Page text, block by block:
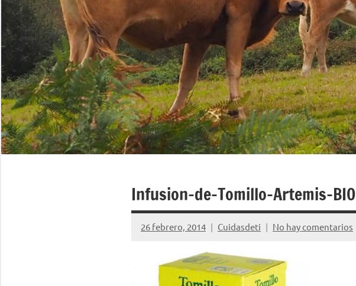
Infusion-de-Tomillo-Artemis-BIO
26 febrero, 2014 Cuidasdeti No hay comentarios